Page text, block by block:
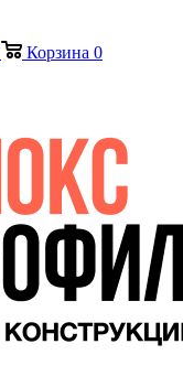
Корзина 0